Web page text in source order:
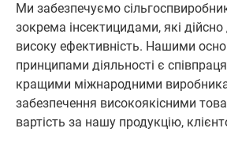
Ми забезпечуємо
зокрема інсектицидами, які
високу ефективність. Нашими
принципами діяльності є
кращими міжнародними
забезпечення високоякісними
вартість за нашу продукцію,